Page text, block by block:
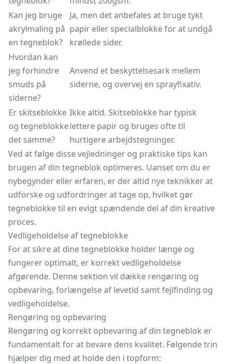
Kan jeg bruge
akrylmaling på
en tegneblok?
Ja, men det anbefales at bruge tykt
papir eller specialblokke for at undgå
krøllede sider.
Hvordan kan
jeg forhindre
smuds på
siderne?
Anvend et beskyttelsesark mellem
siderne, og overvej en sprayfixativ.
Er skitseblokke
og tegneblokke
det samme?
Ikke altid. Skitseblokke har typisk
lettere papir og bruges ofte til
hurtigere arbejdstegninger.
Ved at følge disse vejledninger og praktiske tips kan
brugen af din tegneblok optimeres. Uanset om du er
nybegynder eller erfaren, er der altid nye teknikker at
udforske og udfordringer at tage op, hvilket gør
tegneblokke til en evigt spændende del af din kreative
proces.
Vedligeholdelse af tegneblokke
For at sikre at dine tegneblokke holder længe og
fungerer optimalt, er korrekt vedligeholdelse
afgørende. Denne sektion vil dække rengøring og
opbevaring, forlængelse af levetid samt fejlfinding og
vedligeholdelse.
Rengøring og opbevaring
Rengøring og korrekt opbevaring af din tegneblok er
fundamentalt for at bevare dens kvalitet. Følgende trin
hjælper dig med at holde den i topform: